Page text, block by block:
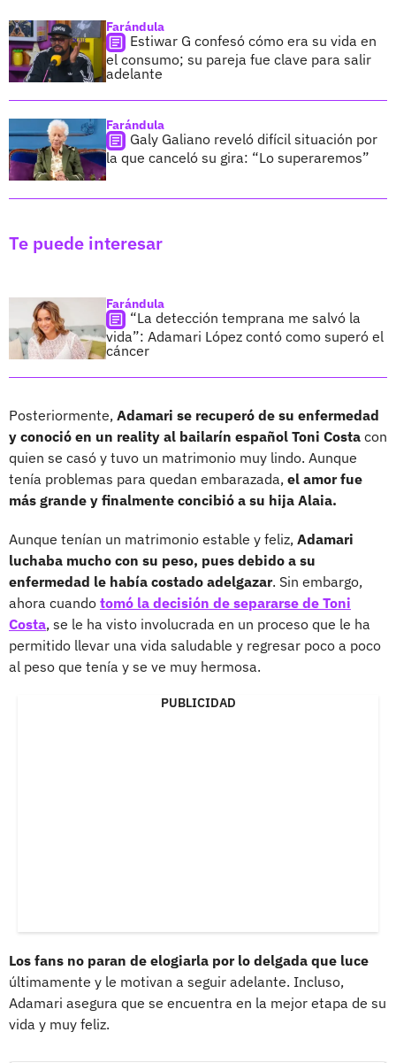
Farándula
Estiwar G confesó cómo era su vida en
el consumo; su pareja fue clave para salir
adelante
Farándula
Galy Galiano reveló difícil situación por
la que canceló su gira: “Lo superaremos”
Te puede interesar
Farándula
“La detección temprana me salvó la
vida”: Adamari López contó como superó el
cáncer
Posteriormente, Adamari se recuperó de su enfermedad
y conoció en un reality al bailarín español Toni Costa con
quien se casó y tuvo un matrimonio muy lindo. Aunque
tenía problemas para quedan embarazada, el amor fue
más grande y finalmente concibió a su hija Alaia.
Aunque tenían un matrimonio estable y feliz, Adamari
luchaba mucho con su peso, pues debido a su
enfermedad le había costado adelgazar. Sin embargo,
ahora cuando tomó la decisión de separarse de Toni
Costa, se le ha visto involucrada en un proceso que le ha
permitido llevar una vida saludable y regresar poco a poco
al peso que tenía y se ve muy hermosa.
PUBLICIDAD
Los fans no paran de elogiarla por lo delgada que luce
últimamente y le motivan a seguir adelante. Incluso,
Adamari asegura que se encuentra en la mejor etapa de su
vida y muy feliz.